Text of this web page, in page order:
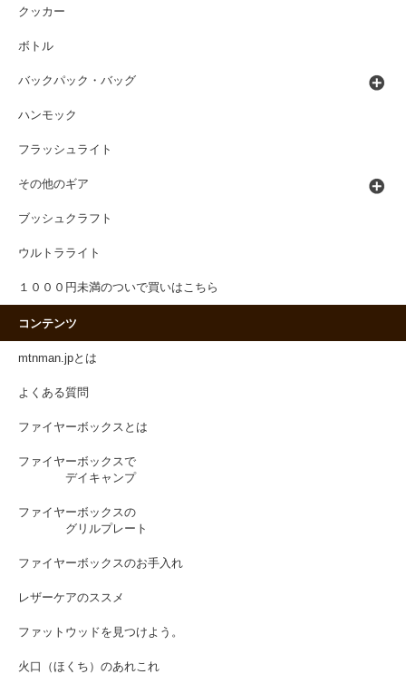
クッカー
ボトル
バックパック・バッグ
ハンモック
フラッシュライト
その他のギア
ブッシュクラフト
ウルトラライト
１０００円未満のついで買いはこちら
コンテンツ
mtnman.jpとは
よくある質問
ファイヤーボックスとは
ファイヤーボックスで
デイキャンプ
ファイヤーボックスの
グリルプレート
ファイヤーボックスのお手入れ
レザーケアのススメ
ファットウッドを見つけよう。
火口（ほくち）のあれこれ